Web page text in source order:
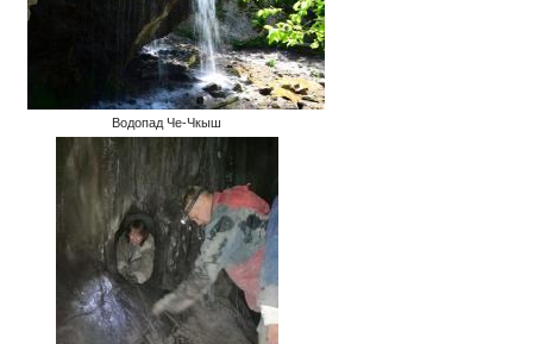
Водопад Че-Чкыш